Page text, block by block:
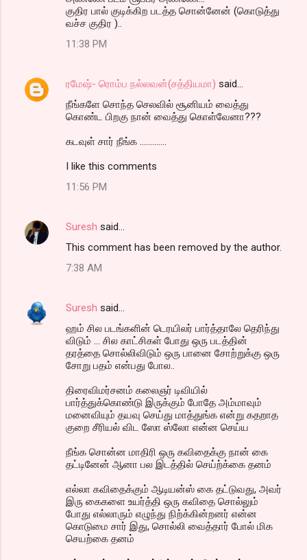
குதிர பால் குடிக்கிற படத்த சொன்னேன் (கொடுத்து
வச்ச குதிர )..
11:38 PM
ரமேஷ்- ரொம்ப நல்லவன்(சத்தியமா) said…
நீங்களே சொந்த செலவில் சூனியம் வைத்து
கொண்ட பிறகு நான் வைத்து கொள்வேனா???
கடவுள் சார் நீங்க .............
I like this comments
11:56 PM
Suresh said…
This comment has been removed by the author.
7:38 AM
Suresh said…
ஹம் சில படங்களின் டெரயிலர் பார்த்தாலே தெரிந்து
விடும் ... சில காட்சிகள் போது ஒரு படத்தின்
தரத்தை சொல்லிவிடும் ஒரு பானை சோற்றுக்கு ஒரு
சோறு பதம் என்பது போல..
திரைவிமர்சனம் கலைஞர் டிவியில்
பார்த்துக்கொண்டு இருக்கும் போதே அம்மாவும்
மனைவியும் தயவு செய்து மாத்துங்க என்று கதறாத
குறை சீரியல் விட ஸோ ஸ்லோ என்ன செய்ய
நீங்க சொன்ன மாதிரி ஒரு கவிதைக்கு நான் கை
தட்டினேன் ஆனா பல இடத்தில் செய்ற்க்கை தனம்
எல்லா கவிதைக்கும் ஆடியன்ஸ் கை தட்டுவது, அவர்
இரு கைகளை உயர்த்தி ஒரு கவிதை சொல்லும்
போது எல்லாரும் எழுந்து நிற்க்கின்றனர் என்ன
கொடுமை சார் இது, சொல்லி வைத்தார் போல் மிக
செயற்கை தனம்